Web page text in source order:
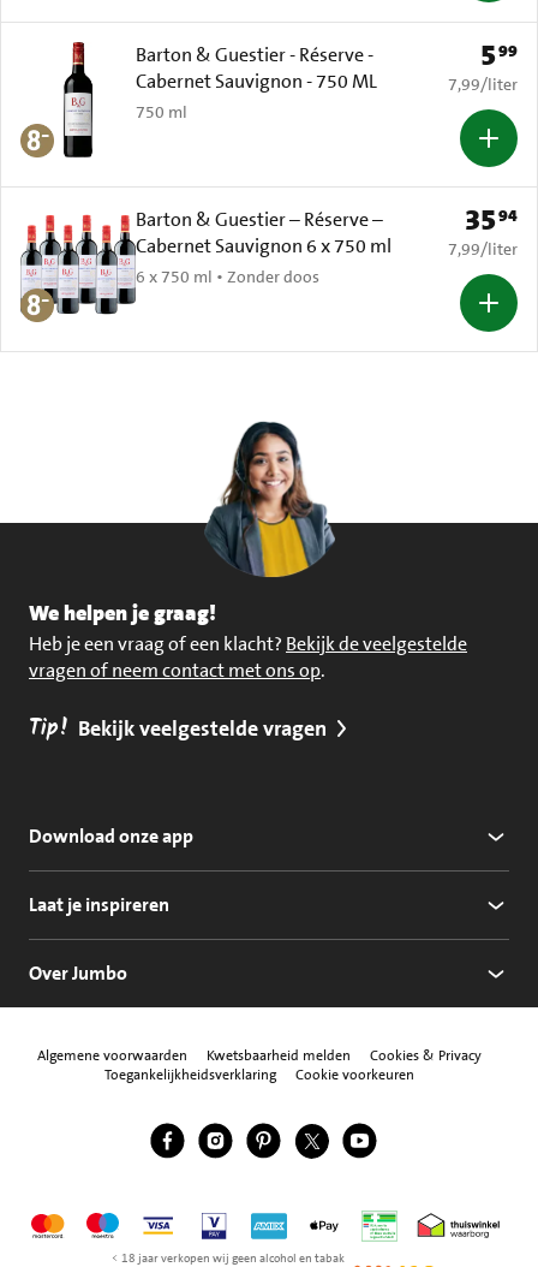
Barton & Guestier - Réserve -
Cabernet Sauvignon - 750 ML
750 ml
Prijs:
599
€ 7,99 per
7,99/liter
Barton & Guestier – Réserve –
Cabernet Sauvignon 6 x 750 ml
6 x 750 ml • Zonder doos
Prijs: €
3594
€ 7,99 per
7,99/liter
We helpen je graag!
Heb je een vraag of een klacht? Bekijk de veelgestelde
vragen of neem contact met ons op.
Tip! Bekijk veelgestelde vragen
Download onze app
Laat je inspireren
Over Jumbo
Algemene voorwaarden Kwetsbaarheid melden
Cookies & Privacy
Toegankelijkheidsverklaring
Cookie voorkeuren
Volg ons
Jumbo Facebook
Jumbo Instagram
Jumbo Pinterest
Jumbo Twitter
Jumbo YouTube
MastercardMaestroVisa Vpay American Express
Apple Pay Thuiswinkel
< 18 jaar verkopen wij geen alcohol en tabak